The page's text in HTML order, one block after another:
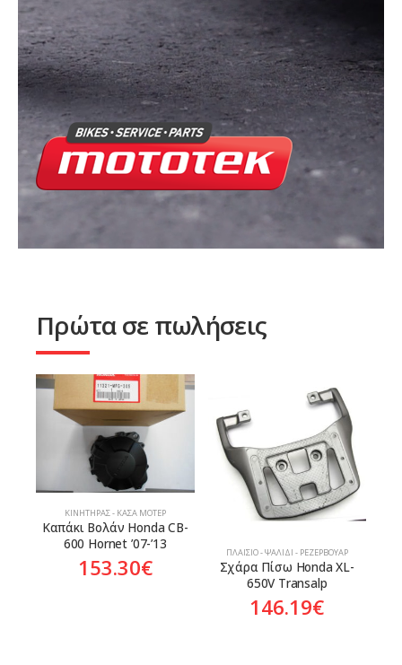
Πρώτα σε πωλήσεις
ΚΙΝΗΤΉΡΑΣ - ΚΆΣΑ ΜΟΤΈΡ
Καπάκι Βολάν Honda CB-
600 Hornet ’07-’13
153.30€
ΠΛΑΊΣΙΟ - ΨΑΛΊΔΙ - ΡΕΖΕΡΒΟΥΆΡ
Σχάρα Πίσω Honda XL-
650V Transalp
146.19€